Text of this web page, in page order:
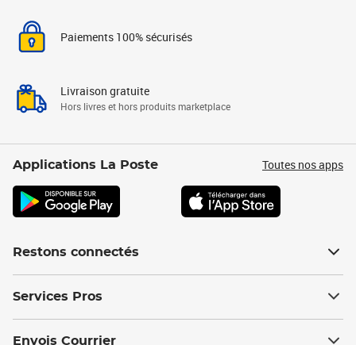
Paiements 100% sécurisés
Livraison gratuite
Hors livres et hors produits marketplace
Applications La Poste Toutes nos apps
Restons connectés
Services Pros
Envois Courrier